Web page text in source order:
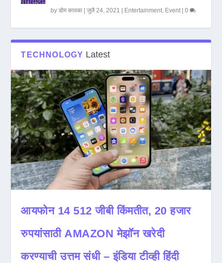
byडोम कावळा |जुलै 24, 2021 Entertainment, Event|0
TECHNOLOGY Latest
आयफोन 14 512 जीबी किंमतीत, 20 हजार
रुपयांसाठी AMAZON मेझॉन खरेदी
करण्याची उत्तम संधी – इंडिया टीव्ही हिंदी